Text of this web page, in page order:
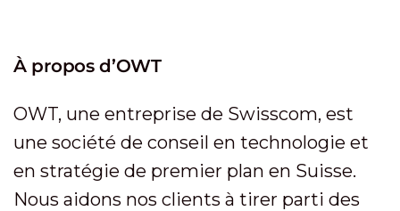
À propos d’OWT
OWT, une entreprise de Swisscom, est
une société de conseil en technologie et
en stratégie de premier plan en Suisse.
Nous aidons nos clients à tirer parti des